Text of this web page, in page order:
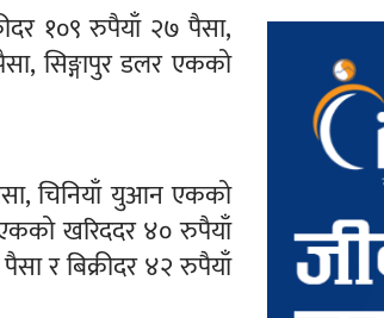
१०९ रुपैयाँ २७ पैसा,
सिङ्गापुर डलर एकको
चिनियाँ युआन एकको
खरिददर ४० रुपैयाँ
र बिक्रीदर ४२ रुपैयाँ